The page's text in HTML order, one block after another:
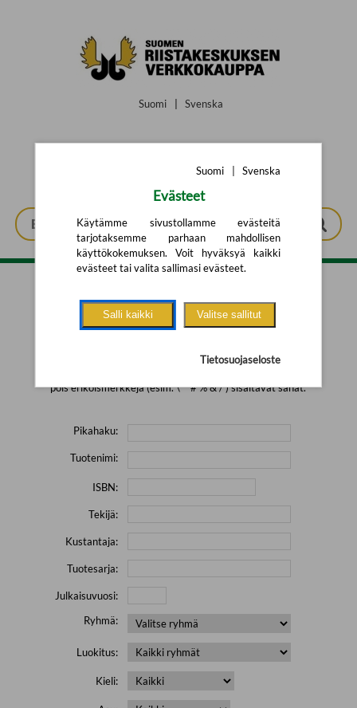
Suomi Svenska
Tarkennettu haku
pois erikoismerkkejä (esim. \' " # % & / ) sisältävät sanat.
Pikahaku:
Tuotenimi:
ISBN:
Tekijä:
Kustantaja:
Tuotesarja:
Julkaisuvuosi:
Ryhmä:
Luokitus:
Kieli:
Suomi Svenska
Evästeet
Käytämme sivustollamme evästeitä
tarjotaksemme parhaan mahdollisen
käyttökokemuksen. Voit hyväksyä kaikki
evästeet tai valita sallimasi evästeet.
Salli kaikki Valitse sallitut
Tietosuojaseloste